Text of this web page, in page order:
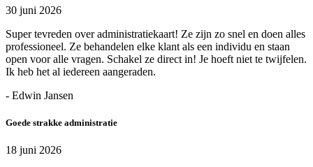
30 juni 2026
Super tevreden over administratiekaart! Ze zijn zo snel en doen alles
professioneel. Ze behandelen elke klant als een individu en staan
open voor alle vragen. Schakel ze direct in! Je hoeft niet te twijfelen.
Ik heb het al iedereen aangeraden.
- Edwin Jansen
Goede strakke administratie
18 juni 2026